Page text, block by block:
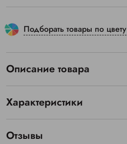
Подборать товары по цвету
Описание товара
Характеристики
Отзывы